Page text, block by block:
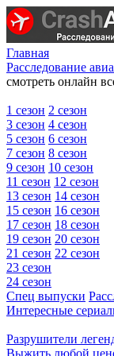
Главная
Расследование
смотреть онлайн
1 сезон 2 сезон
3 сезон 4 сезон
5 сезон 6 сезон
7 сезон 8 сезон
9 сезон 10 сезон
11 сезон 12 сезон
13 сезон 14 сезон
15 сезон 16 сезон
17 сезон 18 сезон
19 сезон 20 сезон
21 сезон 22 сезон
23 сезон
24 сезон
Спец выпуски
Интересные
Разрушители
Выжить любой